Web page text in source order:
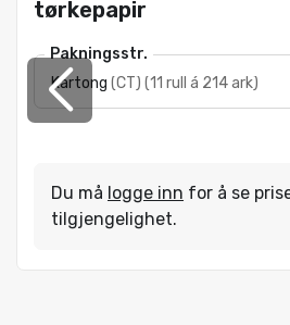
tørkepapir
Pakningsstr.
Kartong (CT) (11 rull á 214 ark)
Du må logge inn for å se
tilgjengelighet.